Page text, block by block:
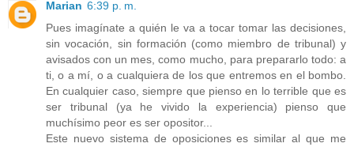
Marian 6:39 p. m.
Pues imagínate a quién le va a tocar tomar las decisiones,
sin vocación, sin formación (como miembro de tribunal) y
avisados con un mes, como mucho, para prepararlo todo: a
ti, o a mí, o a cualquiera de los que entremos en el bombo.
En cualquier caso, siempre que pienso en lo terrible que es
ser tribunal (ya he vivido la experiencia) pienso que
muchísimo peor es ser opositor...
Este nuevo sistema de oposiciones es similar al que me